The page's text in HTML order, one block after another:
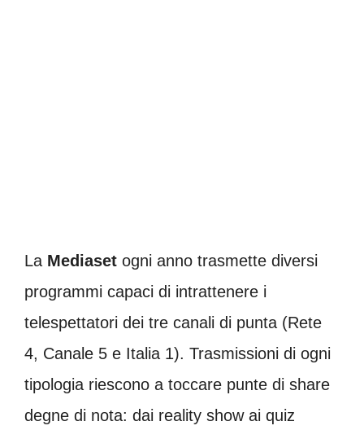
La Mediaset ogni anno trasmette diversi
programmi capaci di intrattenere i
telespettatori dei tre canali di punta (Rete
4, Canale 5 e Italia 1). Trasmissioni di ogni
tipologia riescono a toccare punte di share
degne di nota: dai reality show ai quiz